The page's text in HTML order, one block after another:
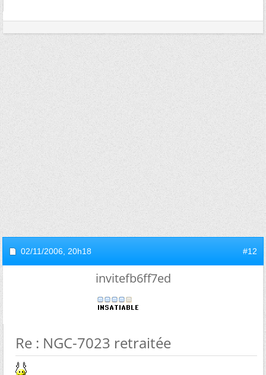
02/11/2006, 20h18 #12
invitefb6ff7ed
Re : NGC-7023 retraitée